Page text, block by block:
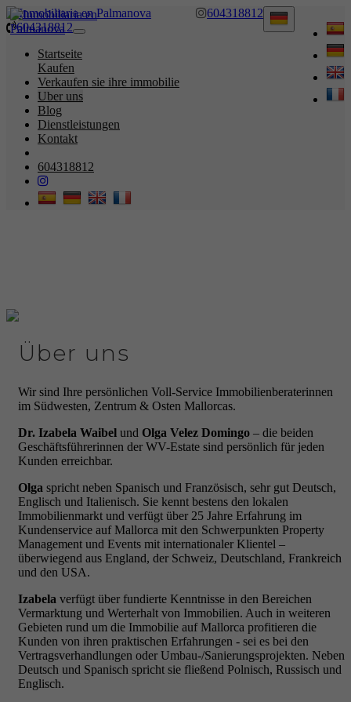
604318812
604318812
Toggle
Startseite
Kaufen
Verkaufen sie ihre immobilie
Uber uns
Blog
Dienstleistungen
Kontakt
604318812
Über uns
Wir sind Ihre persönlichen Voll-Service Immobilienberaterinnen
im Südwesten, Zentrum & Osten Mallorcas.
Dr. Izabela Waibel und Olga Velez Domingo – die beiden
Geschäftsführerinnen der WV-Estate sind persönlich für jeden
Kunden erreichbar.
Olga spricht neben Spanisch und Französisch, sehr gut Deutsch,
Englisch und Italienisch. Sie kennt bestens den lokalen
Immobilienmarkt und verfügt über 25 Jahre Erfahrung im
Kundenservice auf Mallorca mit den Schwerpunkten Property
Management und Events mit internationaler Klientel –
überwiegend aus England, der Schweiz, Deutschland, Frankreich
und den USA.
Izabela verfügt über fundierte Kenntnisse in den Bereichen
Vermarktung und Werterhalt von Immobilien. Auch in weiteren
Gebieten rund um die Immobilie auf Mallorca profitieren die
Kunden von ihren praktischen Erfahrungen - sei es bei den
Vertragsverhandlungen oder Umbau-/Sanierungsprojekten. Neben
Deutsch und Spanisch spricht sie fließend Polnisch, Russisch und
Englisch.